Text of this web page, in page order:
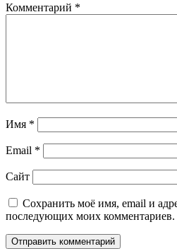
Комментарий *
Имя *
Email *
Сайт
Сохранить моё имя, email и
последующих моих комментариев.